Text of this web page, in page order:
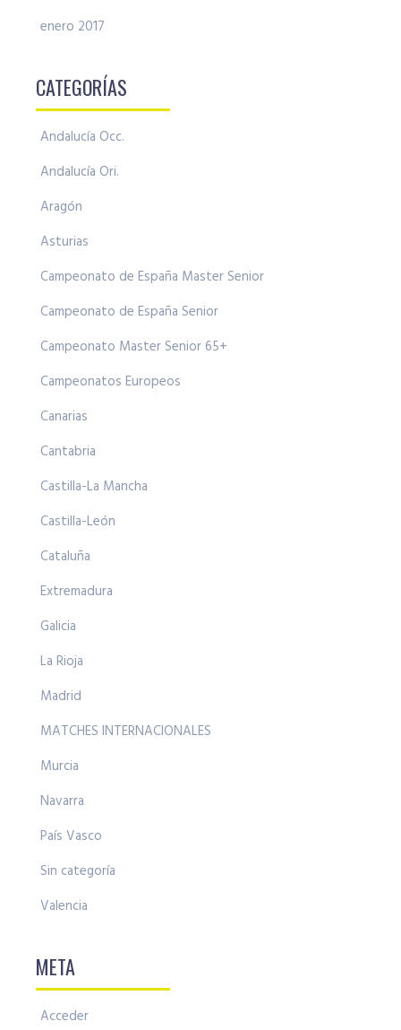
enero 2017
CATEGORÍAS
Andalucía Occ.
Andalucía Ori.
Aragón
Asturias
Campeonato de España Master Senior
Campeonato de España Senior
Campeonato Master Senior 65+
Campeonatos Europeos
Canarias
Cantabria
Castilla-La Mancha
Castilla-León
Cataluña
Extremadura
Galicia
La Rioja
Madrid
MATCHES INTERNACIONALES
Murcia
Navarra
País Vasco
Sin categoría
Valencia
META
Acceder